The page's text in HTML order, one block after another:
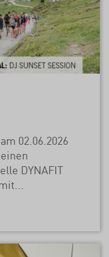
02.06.2026
DYNAFIT